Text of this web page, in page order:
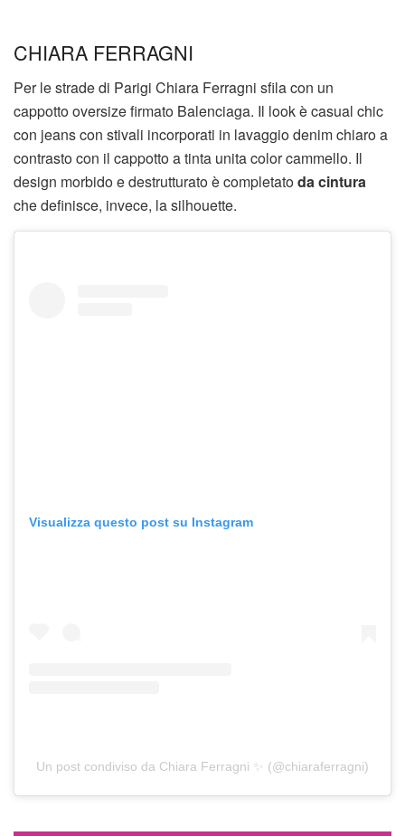
CHIARA FERRAGNI
Per le strade di Parigi Chiara Ferragni sfila con un
cappotto oversize firmato Balenciaga. Il look è casual chic
con jeans con stivali incorporati in lavaggio denim chiaro a
contrasto con il cappotto a tinta unita color cammello. Il
design morbido e destrutturato è completatoda cintura
che definisce, invece, la silhouette.
Visualizza questo post su Instagram
Un post condiviso da Chiara Ferragni ✨ (@chiaraferragni)